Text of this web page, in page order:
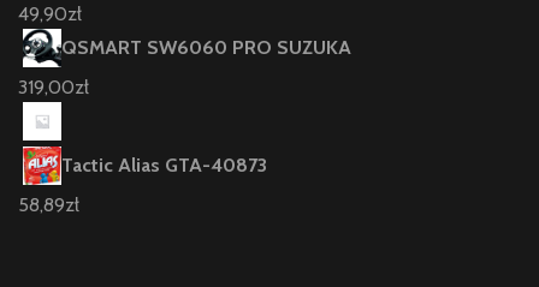
49,90zł
QSMART SW6060 PRO SUZUKA
319,00zł
Tactic Alias GTA-40873
58,89zł